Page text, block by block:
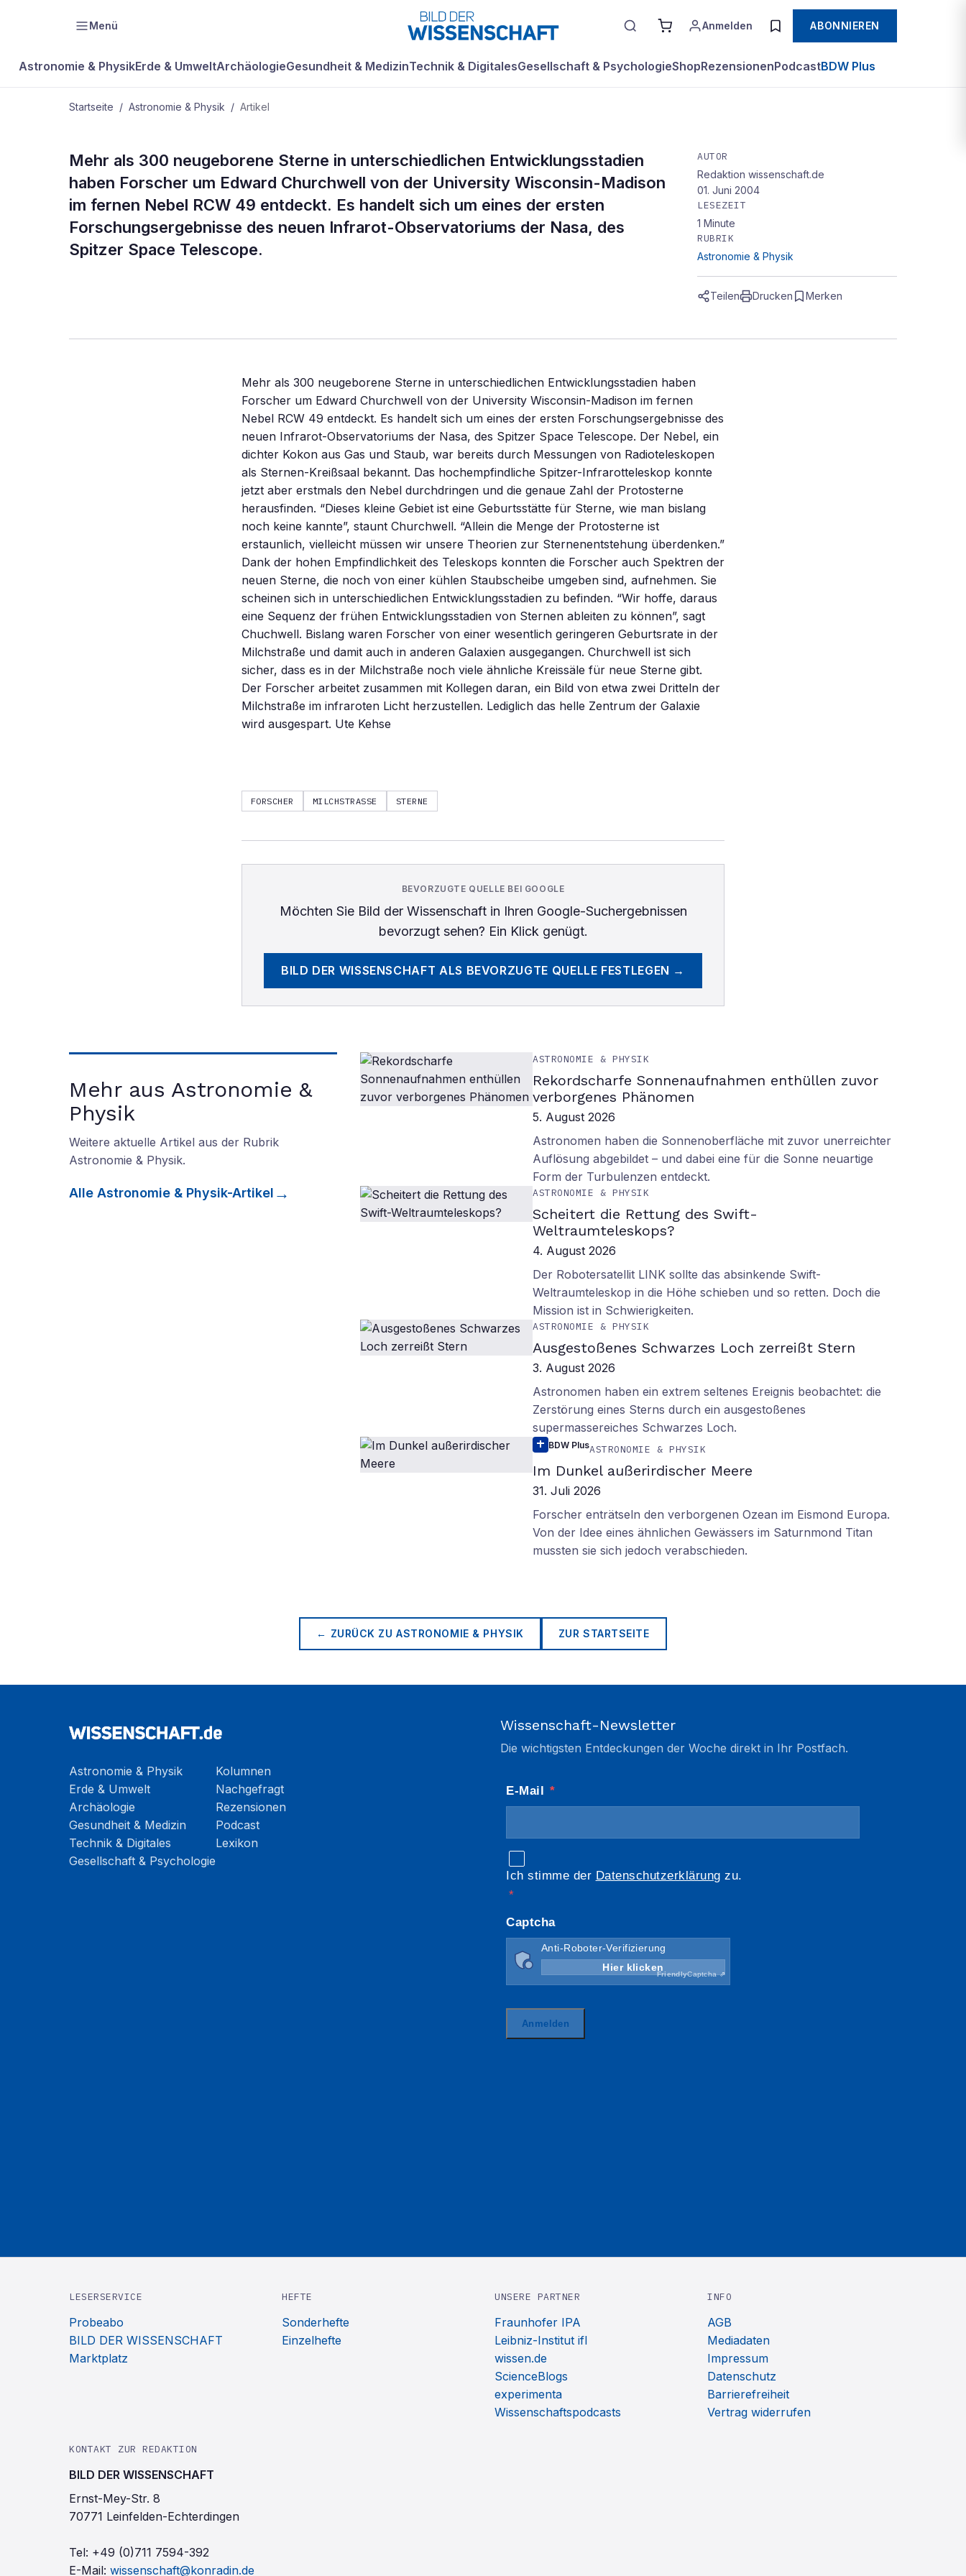
Menü Anmelden ABONNIEREN
Astronomie & PhysikErde & UmweltArchäologieGesundheit & MedizinTechnik & DigitalesGesellschaft & PsychologieShopRezensionenPodcastBDW Plus
Startseite / Astronomie & Physik / Artikel
ASTRONOMIE & PHYSIK
Milchstraße gebiert neue Sterne
in atemberaubender Menge
Mehr als 300 neugeborene Sterne in unterschiedlichen Entwicklungsstadien
haben Forscher um Edward Churchwell von der University Wisconsin-Madison
im fernen Nebel RCW 49 entdeckt. Es handelt sich um eines der ersten
Forschungsergebnisse des neuen Infrarot-Observatoriums der Nasa, des
Spitzer Space Telescope.
AUTOR
Redaktion wissenschaft.de
01. Juni 2004
LESEZEIT
1 Minute
RUBRIK
Astronomie & Physik
Teilen Drucken Merken
Mehr als 300 neugeborene Sterne in unterschiedlichen Entwicklungsstadien haben
Forscher um Edward Churchwell von der University Wisconsin-Madison im fernen
Nebel RCW 49 entdeckt. Es handelt sich um eines der ersten Forschungsergebnisse des
neuen Infrarot-Observatoriums der Nasa, des Spitzer Space Telescope. Der Nebel, ein
dichter Kokon aus Gas und Staub, war bereits durch Messungen von Radioteleskopen
als Sternen-Kreißsaal bekannt. Das hochempfindliche Spitzer-Infrarotteleskop konnte
jetzt aber erstmals den Nebel durchdringen und die genaue Zahl der Protosterne
herausfinden. “Dieses kleine Gebiet ist eine Geburtsstätte für Sterne, wie man bislang
noch keine kannte”, staunt Churchwell. “Allein die Menge der Protosterne ist
erstaunlich, vielleicht müssen wir unsere Theorien zur Sternenentstehung überdenken.”
Dank der hohen Empfindlichkeit des Teleskops konnten die Forscher auch Spektren der
neuen Sterne, die noch von einer kühlen Staubscheibe umgeben sind, aufnehmen. Sie
scheinen sich in unterschiedlichen Entwicklungsstadien zu befinden. “Wir hoffe, daraus
eine Sequenz der frühen Entwicklungsstadien von Sternen ableiten zu können”, sagt
Chuchwell. Bislang waren Forscher von einer wesentlich geringeren Geburtsrate in der
Milchstraße und damit auch in anderen Galaxien ausgegangen. Churchwell ist sich
sicher, dass es in der Milchstraße noch viele ähnliche Kreissäle für neue Sterne gibt.
Der Forscher arbeitet zusammen mit Kollegen daran, ein Bild von etwa zwei Dritteln der
Milchstraße im infraroten Licht herzustellen. Lediglich das helle Zentrum der Galaxie
wird ausgespart. Ute Kehse
FORSCHER MILCHSTRASSE STERNE
BEVORZUGTE QUELLE BEI GOOGLE
Möchten Sie Bild der Wissenschaftin Ihren Google-Suchergebnissen
bevorzugt sehen? Ein Klick genügt.
BILD DER WISSENSCHAFT ALS BEVORZUGTE QUELLE FESTLEGEN →
Mehr aus Astronomie &
Physik
Weitere aktuelle Artikel aus der Rubrik
Astronomie & Physik.
Alle Astronomie & Physik-Artikel
ASTRONOMIE & PHYSIK
Rekordscharfe Sonnenaufnahmen enthüllen zuvor
verborgenes Phänomen
5. August 2026
Astronomen haben die Sonnenoberfläche mit zuvor unerreichter
Auflösung abgebildet – und dabei eine für die Sonne neuartige
Form der Turbulenzen entdeckt.
ASTRONOMIE & PHYSIK
Scheitert die Rettung des Swift-
Weltraumteleskops?
4. August 2026
Der Robotersatellit LINK sollte das absinkende Swift-
Weltraumteleskop in die Höhe schieben und so retten. Doch die
Mission ist in Schwierigkeiten.
ASTRONOMIE & PHYSIK
Ausgestoßenes Schwarzes Loch zerreißt Stern
3. August 2026
Astronomen haben ein extrem seltenes Ereignis beobachtet: die
Zerstörung eines Sterns durch ein ausgestoßenes
supermassereiches Schwarzes Loch.
BDW PlusASTRONOMIE & PHYSIK
Im Dunkel außerirdischer Meere
31. Juli 2026
Forscher enträtseln den verborgenen Ozean im Eismond Europa.
Von der Idee eines ähnlichen Gewässers im Saturnmond Titan
mussten sie sich jedoch verabschieden.
← ZURÜCK ZUASTRONOMIE & PHYSIK ZUR STARTSEITE
Astronomie & Physik
Erde & Umwelt
Archäologie
Gesundheit & Medizin
Technik & Digitales
Gesellschaft & Psychologie
Kolumnen
Nachgefragt
Rezensionen
Podcast
Lexikon
Wissenschaft-Newsletter
Die wichtigsten Entdeckungen der Woche direkt in Ihr Postfach.
LESERSERVICE
Probeabo
BILD DER WISSENSCHAFT
Marktplatz
HEFTE
Sonderhefte
Einzelhefte
UNSERE PARTNER
Fraunhofer IPA
Leibniz-Institut ifl
wissen.de
ScienceBlogs
experimenta
Wissenschaftspodcasts
INFO
AGB
Mediadaten
Impressum
Datenschutz
Barrierefreiheit
Vertrag widerrufen
KONTAKT ZUR REDAKTION
BILD DER WISSENSCHAFT
Ernst-Mey-Str. 8
70771 Leinfelden-Echterdingen
Tel: +49 (0)711 7594-392
E-Mail: wissenschaft@konradin.de